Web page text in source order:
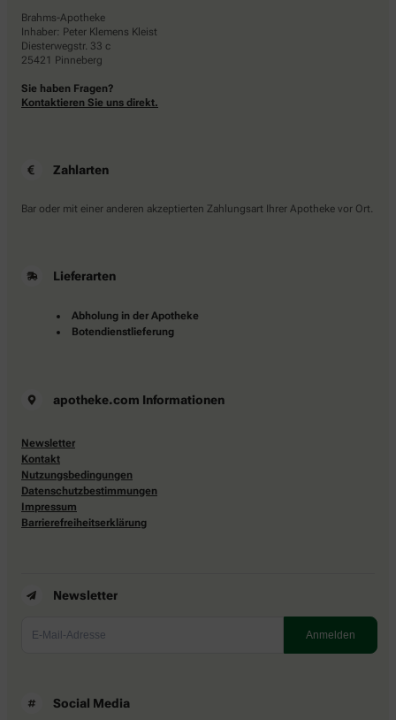
Brahms-Apotheke
Inhaber: Peter Klemens Kleist
Diesterwegstr. 33 c
25421 Pinneberg
Sie haben Fragen?
Kontaktieren Sie uns direkt.
Zahlarten
Bar oder mit einer anderen akzeptierten Zahlungsart Ihrer Apotheke vor Ort.
Lieferarten
Abholung in der Apotheke
Botendienstlieferung
apotheke.com Informationen
Newsletter
Kontakt
Nutzungsbedingungen
Datenschutzbestimmungen
Impressum
Barrierefreiheitserklärung
Newsletter
Social Media